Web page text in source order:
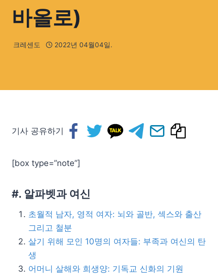
바올로)
크레센도 2022년 04월04일.
기사 공유하기
[box type=”note”]
#. 알파벳과 여신
초월적 남자, 영적 여자: 뇌와 골반, 섹스와 출산
그리고 철분
살기 위해 모인 10명의 여자들: 부족과 여신의 탄
생
어머니 살해와 희생양: 기독교 신화의 기원